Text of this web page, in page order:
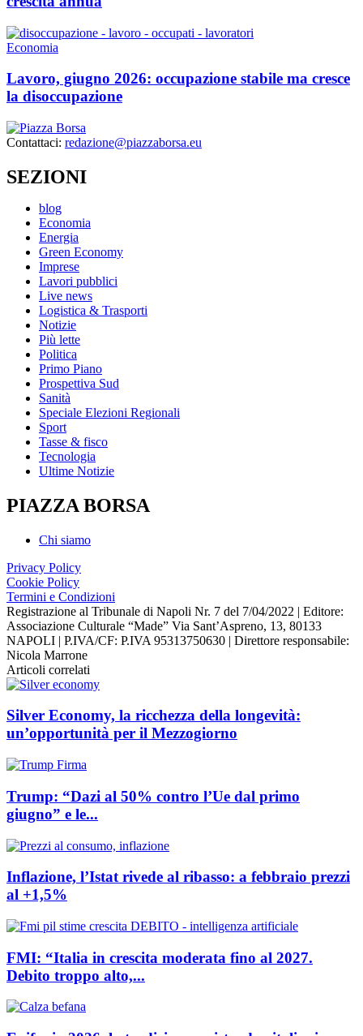
Economia
Lavoro, giugno 2026: occupazione stabile ma cresce
la disoccupazione
Contattaci: redazione@piazzaborsa.eu
SEZIONI
blog
Economia
Energia
Green Economy
Imprese
Lavori pubblici
Live news
Logistica & Trasporti
Notizie
Più lette
Politica
Primo Piano
Prospettiva Sud
Sanità
Speciale Elezioni Regionali
Sport
Tasse & fisco
Tecnologia
Ultime Notizie
PIAZZA BORSA
Chi siamo
Privacy Policy
Cookie Policy
Termini e Condizioni
Registrazione al Tribunale di Napoli Nr. 7 del 7/04/2022 | Editore:
Associazione Culturale “Made” Via Sant’Aspreno, 13, 80133
NAPOLI | P.IVA/CF: P.IVA 95313750630 | Direttore responsabile:
Nicola Marrone
Articoli correlati
Silver Economy, la ricchezza della longevità:
un’opportunità per il Mezzogiorno
Trump: “Dazi al 50% contro l’Ue dal primo
giugno” e le...
Inflazione, l’Istat rivede al ribasso: a febbraio prezzi
al +1,5%
FMI: “Italia in crescita moderata fino al 2027.
Debito troppo alto,...